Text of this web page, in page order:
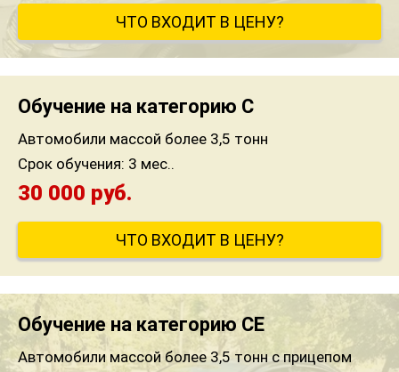
ЧТО ВХОДИТ В ЦЕНУ?
Обучение на категорию C
Автомобили массой более 3,5 тонн
Срок обучения: 3 мес..
30 000 руб.
ЧТО ВХОДИТ В ЦЕНУ?
Обучение на категорию CE
Автомобили массой более 3,5 тонн с прицепом